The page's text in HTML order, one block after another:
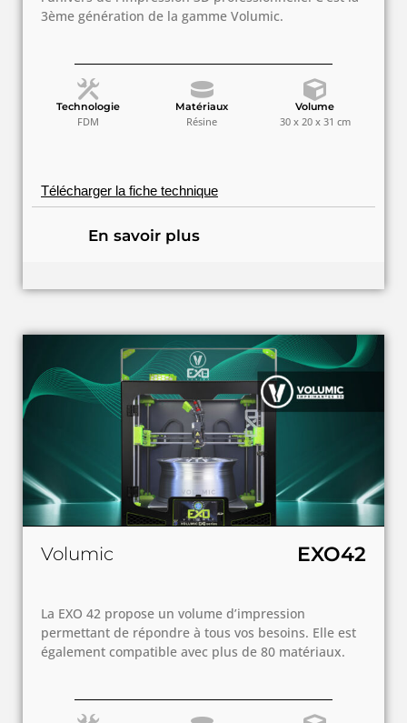
3ème génération de la gamme Volumic.
Technologie
FDM
Matériaux
Résine
Volume
30 x 20 x 31 cm
Télécharger la fiche technique
En savoir plus
Volumic EXO42
La EXO 42 propose un volume d’impression
permettant de répondre à tous vos besoins. Elle est
également compatible avec plus de 80 matériaux.